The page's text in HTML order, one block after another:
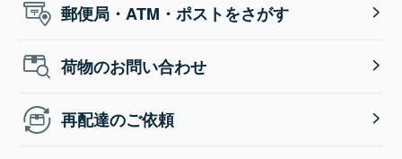
郵便局・ATM・ポストをさがす
荷物のお問い合わせ
再配達のご依頼